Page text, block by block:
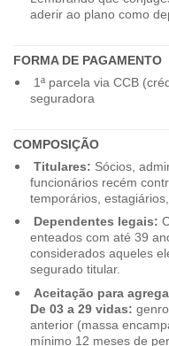
aderir ao plano como
FORMA DE PAGAMENTO
1ª parcela via CCB
seguradora
COMPOSIÇÃO
Titulares: Sócios,
funcionários recém
temporários,
Dependentes legais:
enteados com até 39
considerados aqueles
segurado titular.
Aceitação para
De 03 a 29 vidas:
anterior (massa
mínimo 12 meses de